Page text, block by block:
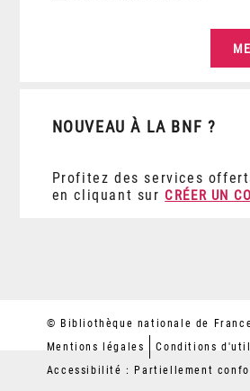
NOUVEAU À LA BNF ?
Profitez des services
en cliquant sur CRÉER UN
© Bibliothèque nationale de
Mentions légales
Conditions
Accessibilité : Partiellement